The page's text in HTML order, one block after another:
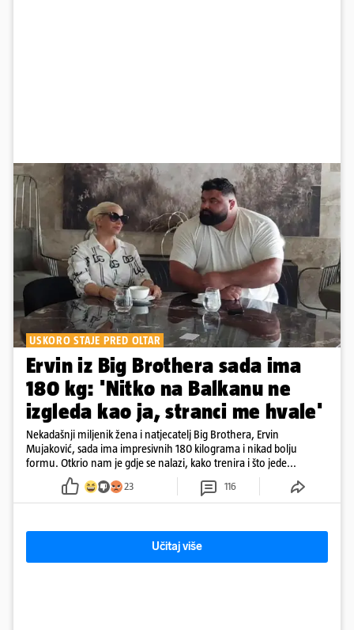
USKORO STAJE PRED OLTAR
Ervin iz Big Brothera sada ima
180 kg: 'Nitko na Balkanu ne
izgleda kao ja, stranci me hvale'
Nekadašnji miljenik žena i natjecatelj Big Brothera, Ervin
Mujaković, sada ima impresivnih 180 kilograma i nikad bolju
formu. Otkrio nam je gdje se nalazi, kako trenira i što jede...
23 116
Učitaj više